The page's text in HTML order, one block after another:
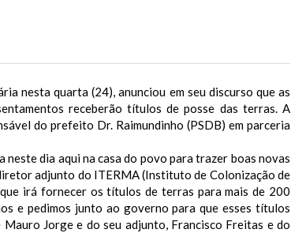
nesta quarta (24), anunciou em seu discurso que as
receberão títulos de posse das terras. A
do prefeito Dr. Raimundinho (PSDB) em parceria
neste dia aqui na casa do povo para trazer boas novas
adjunto do ITERMA (Instituto de Colonização de
irá fornecer os títulos de terras para mais de 200
e pedimos junto ao governo para que esses títulos
Jorge e do seu adjunto, Francisco Freitas e do